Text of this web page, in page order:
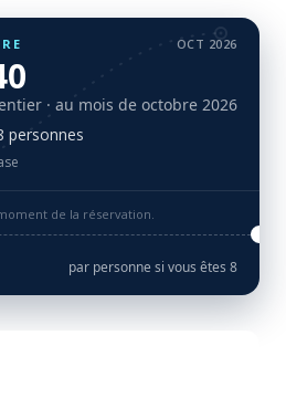
OCT 2026
· au mois de octobre 2026
personnes
de la réservation.
par personne si vous êtes 8